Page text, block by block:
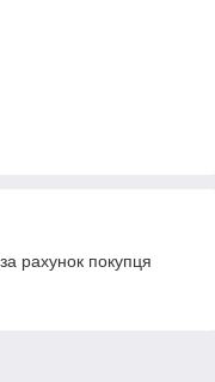
рахунок покупця